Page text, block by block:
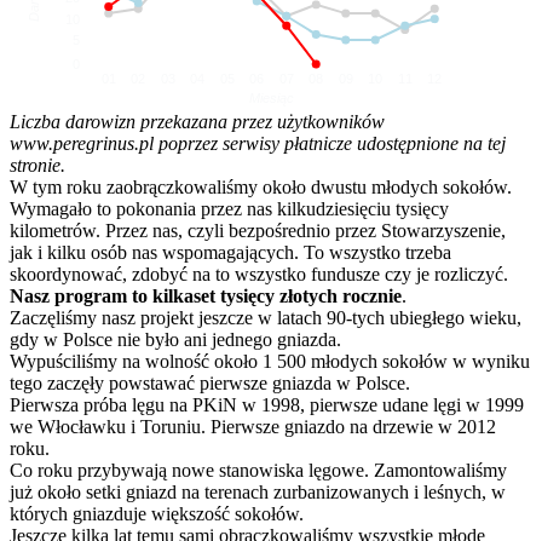
Liczba darowizn przekazana przez użytkowników
www.peregrinus.pl poprzez serwisy płatnicze udostępnione na tej
stronie.
W tym roku zaobrączkowaliśmy około dwustu młodych sokołów.
Wymagało to pokonania przez nas kilkudziesięciu tysięcy
kilometrów. Przez nas, czyli bezpośrednio przez Stowarzyszenie,
jak i kilku osób nas wspomagających. To wszystko trzeba
skoordynować, zdobyć na to wszystko fundusze czy je rozliczyć.
Nasz program to kilkaset tysięcy złotych rocznie.
Zaczęliśmy nasz projekt jeszcze w latach 90-tych ubiegłego wieku,
gdy w Polsce nie było ani jednego gniazda.
Wypuściliśmy na wolność około 1 500 młodych sokołów w wyniku
tego zaczęły powstawać pierwsze gniazda w Polsce.
Pierwsza próba lęgu na PKiN w 1998, pierwsze udane lęgi w 1999
we Włocławku i Toruniu. Pierwsze gniazdo na drzewie w 2012
roku.
Co roku przybywają nowe stanowiska lęgowe. Zamontowaliśmy
już około setki gniazd na terenach zurbanizowanych i leśnych, w
których gniazduje większość sokołów.
Jeszcze kilka lat temu sami obrączkowaliśmy wszystkie młode